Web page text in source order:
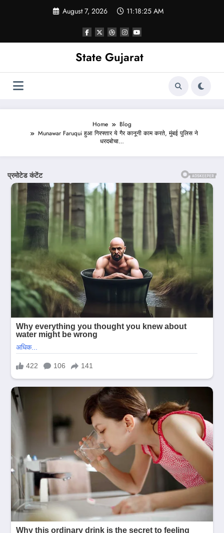
August 7, 2026 11:18:27 AM
State Gujarat
Home
Blog
Munawar Faruqui हुआ गिरफ्तार ये गैर कानूनी काम करते, मुंबई पुलिस ने
धरदबोचा…